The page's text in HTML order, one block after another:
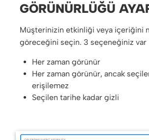
GÖRÜNÜRLÜĞÜ
Müşterinizin etkinliği veya içeriğini
göreceğini seçin. 3 seçeneğiniz var
Her zaman görünür
Her zaman görünür, ancak
erişilemez
Seçilen tarihe kadar gizli